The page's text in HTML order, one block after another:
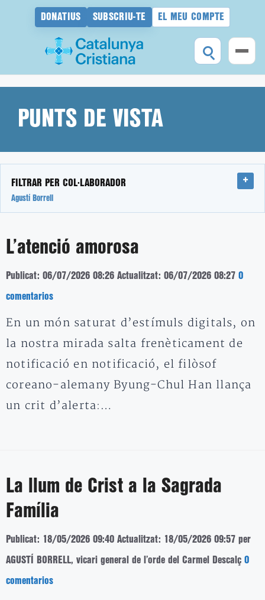
DONATIUS SUBSCRIU-TE EL MEU COMPTE
contingutPUNTS DE VISTA
FILTRAR PER COL·LABORADOR
Agustí Borrell
L’atenció amorosa
Publicat: 06/07/2026 08:26 Actualitzat: 06/07/2026 08:27 0
comentarios
En un món saturat d’estímuls digitals, on
la nostra mirada salta frenèticament de
notificació en notificació, el filòsof
coreano-alemany Byung-Chul Han llança
un crit d’alerta:…
La llum de Crist a la Sagrada
Família
Publicat: 18/05/2026 09:40 Actualitzat: 18/05/2026 09:57 per
AGUSTÍ BORRELL, vicari general de l’orde del Carmel Descalç 0
comentarios